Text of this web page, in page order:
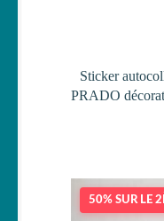
Sticker
PRADO
50% SUR LE